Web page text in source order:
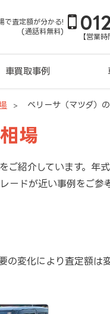
で査定額が分かる!
(通話料無料)
【営業
車買取事例
ベリーサ（マツダ）
場
ご紹介しています。年
ードが近い事例をご参
の変化により査定額は